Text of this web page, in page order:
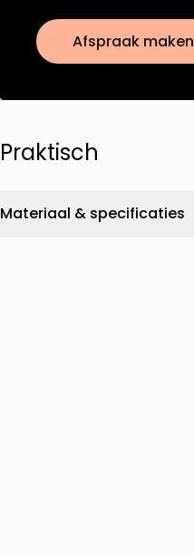
Afspraak maken
Praktisch
Materiaal & specificaties